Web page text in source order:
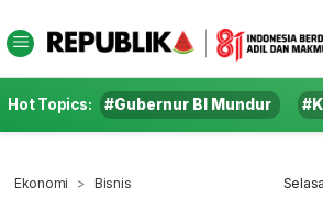
Hot Topics: #Gubernur BI Mundur
Ekonomi Bisnis